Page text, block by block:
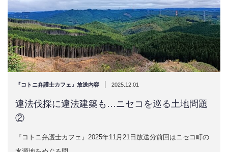
『コトニ弁護士カフェ』放送内容 | 2025.12.01
違法伐採に違法建築も…ニセコを巡る土地問題
②
『コトニ弁護士カフェ』2025年11月21日放送分前回はニセコ町の